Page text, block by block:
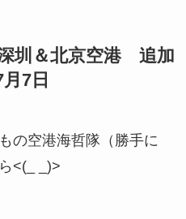
圳＆北京空港 追加
7日
の空港海哲隊（勝手に
<(_ _)>